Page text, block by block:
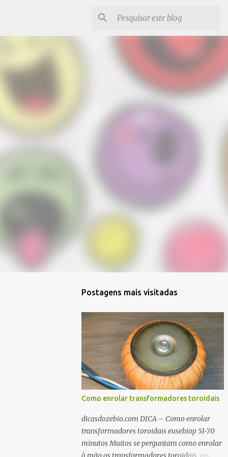
Postagens mais visitadas
Como enrolar transformadores toroidais
dicasdozebio.com DICA – Como enrolar
transformadores toroidais eusebiop 51-70
minutos Muitos se perguntam como enrolar